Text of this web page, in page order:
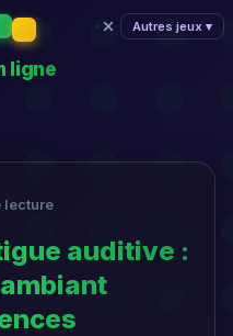
ligne
lecture
auditive :
Autres jeux ▾